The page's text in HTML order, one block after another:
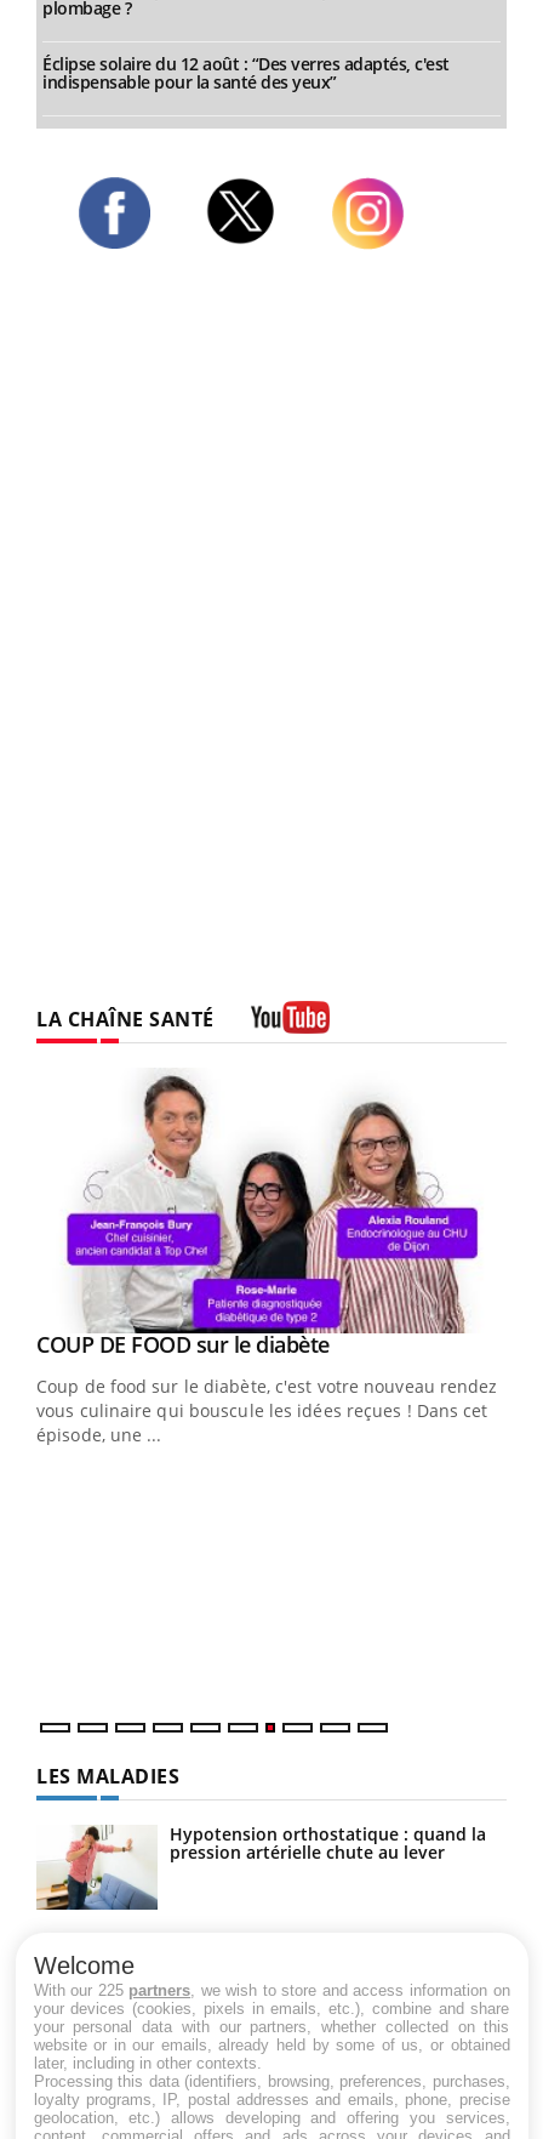
plombage ?
Éclipse solaire du 12 août : “Des verres adaptés, c'est
indispensable pour la santé des yeux”
LA CHAÎNE SANTÉ
Youtube
COUP DE FOOD sur le diabèteYoutube
Coup de food sur le diabète, c'est votre nouveau rendez-
vous culinaire qui bouscule les idées reçues ! Dans cet
épisode, une ...
LES MALADIES
Hypotension orthostatique : quand la
pression artérielle chute au lever
Maladie de Charcot (Sclérose latérale
amyotrophique)
Welcome
With our 225 partners , we wish to store and access information on
your devices (cookies, pixels in emails, etc.), combine and share
your personal data with our partners, whether collected on this
website or in our emails, already held by some of us, or obtained
later, including in other contexts.
Processing this data (identifiers, browsing, preferences, purchases,
loyalty programs, IP, postal addresses and emails, phone, precise
geolocation, etc.) allows developing and offering you services,
content, commercial offers and ads across your devices and